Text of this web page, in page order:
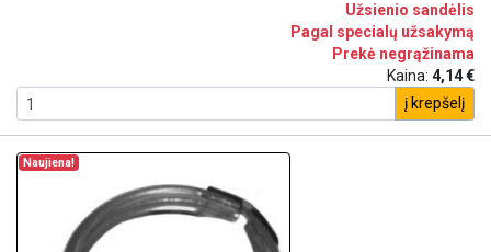
Užsienio sandėlis
Pagal specialų užsakymą
Prekė negrąžinama
Kaina: 4,14 €
į krepšelį
Naujiena!